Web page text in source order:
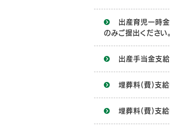
出産育児一時
のみご提出ください。
出産手当金支
埋葬料(費)支
埋葬料(費)支給